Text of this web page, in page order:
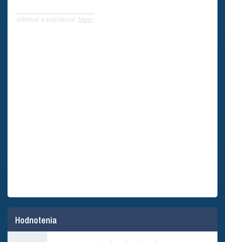
editoval a publikoval: Majo
Hodnotenia